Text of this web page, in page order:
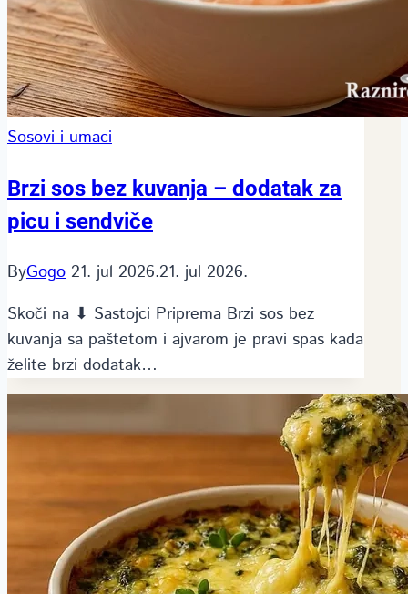
Sosovi i umaci
Brzi sos bez kuvanja – dodatak za
picu i sendviče
ByGogo 21. jul 2026.21. jul 2026.
Skoči na ⬇ Sastojci Priprema Brzi sos bez
kuvanja sa paštetom i ajvarom je pravi spas kada
želite brzi dodatak…